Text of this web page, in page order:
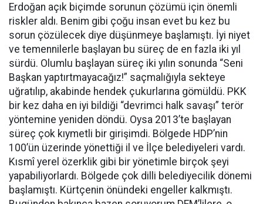
Erdoğan açık biçimde sorunun çözümü için önemli
riskler aldı. Benim gibi çoğu insan evet bu kez bu
sorun çözülecek diye düşünmeye başlamıştı. İyi niyet
ve temennilerle başlayan bu süreç de en fazla iki yıl
sürdü. Olumlu başlayan süreç iki yılın sonunda “Seni
Başkan yaptırtmayacağız!” saçmalığıyla sekteye
uğratılıp, akabinde hendek çukurlarına gömüldü. PKK
bir kez daha en iyi bildiği “devrimci halk savaşı” terör
yöntemine yeniden döndü. Oysa 2013’te başlayan
süreç çok kıymetli bir girişimdi. Bölgede HDP’nin
100’ün üzerinde yönettiği il ve İlçe belediyeleri vardı.
Kısmî yerel özerklik gibi bir yönetimle birçok şeyi
yapabiliyorlardı. Bölgede çok dilli belediyecilik dönemi
başlamıştı. Kürtçenin önündeki engeller kalkmıştı.